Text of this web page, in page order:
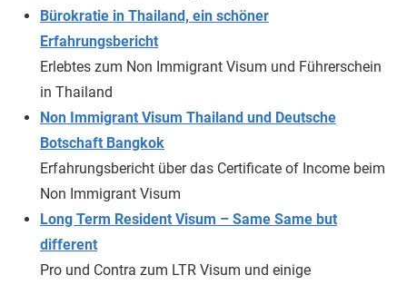
Bürokratie in Thailand, ein schöner
Erfahrungsbericht
Erlebtes zum Non Immigrant Visum und Führerschein
in Thailand
Non Immigrant Visum Thailand und Deutsche
Botschaft Bangkok
Erfahrungsbericht über das Certificate of Income beim
Non Immigrant Visum
Long Term Resident Visum – Same Same but
different
Pro und Contra zum LTR Visum und einige